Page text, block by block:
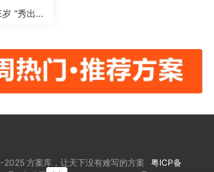
“秀出爸
方案库，让天下没有难写的方案 粤ICP备